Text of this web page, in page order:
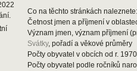
Co na těchto stránkách naleznete:
Četnost jmen a příjmení v
Význam jmen, význam příjmení
Svátky, pořadí a věkové průměry
Počty obyvatel v obcích od r. 1970
Počty obyvatel podle ročníků